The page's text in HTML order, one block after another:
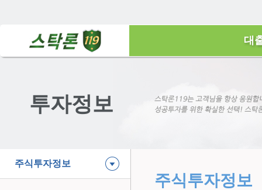
대
투자정보
주식투자정보
주식투자정보